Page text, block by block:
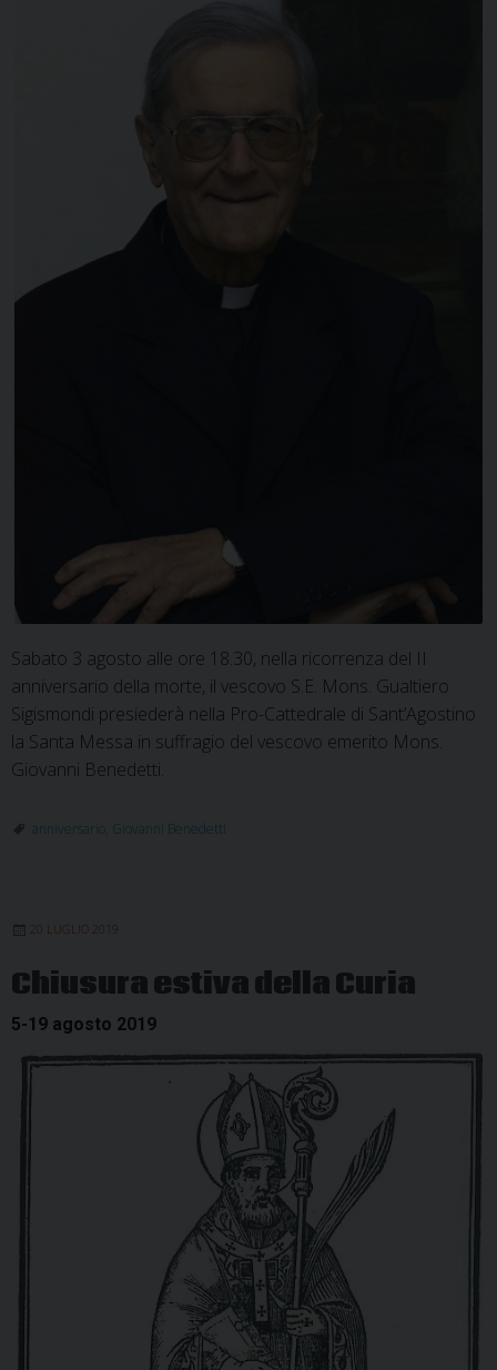
Sabato 3 agosto alle ore 18.30, nella ricorrenza del II
anniversario della morte, il vescovo S.E. Mons. Gualtiero
Sigismondi presiederà nella Pro-Cattedrale di Sant’Agostino
la Santa Messa in suffragio del vescovo emerito Mons.
Giovanni Benedetti.
anniversario Giovanni Benedetti
20 LUGLIO 2019
Chiusura estiva della Curia
5-19 agosto 2019